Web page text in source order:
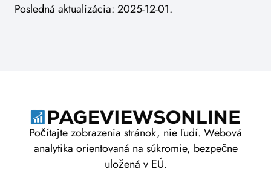
Posledná aktualizácia: 2025-12-01.
Počítajte zobrazenia stránok, nie ľudí. Webová
analytika orientovaná na súkromie, bezpečne
uložená v EÚ.